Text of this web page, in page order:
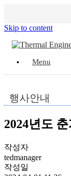
Skip to content
Menu
행사안내
2024년도
작성자
tedmanager
작성일